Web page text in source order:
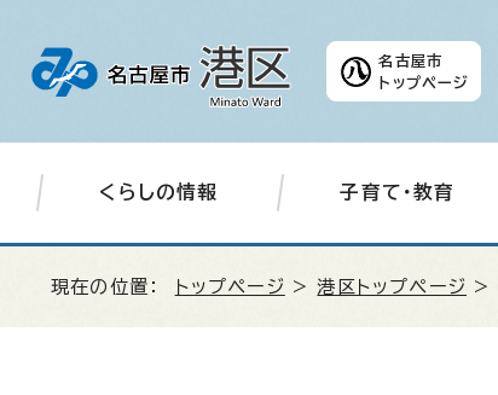
名古屋市
トップページ
くらしの情報 子育て・教育
現在の位置： トップページ >港区トップページ >